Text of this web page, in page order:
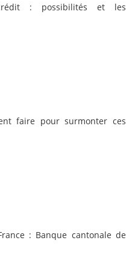
: possibilités et les
faire pour surmonter ces
: Banque cantonale de